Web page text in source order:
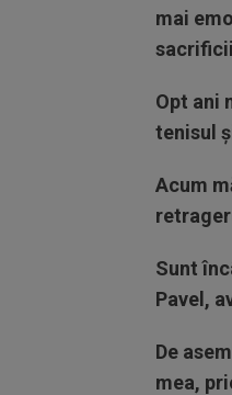
mai
Opt ani
tenisul
Acum
Sunt
Pavel,
De
mea,